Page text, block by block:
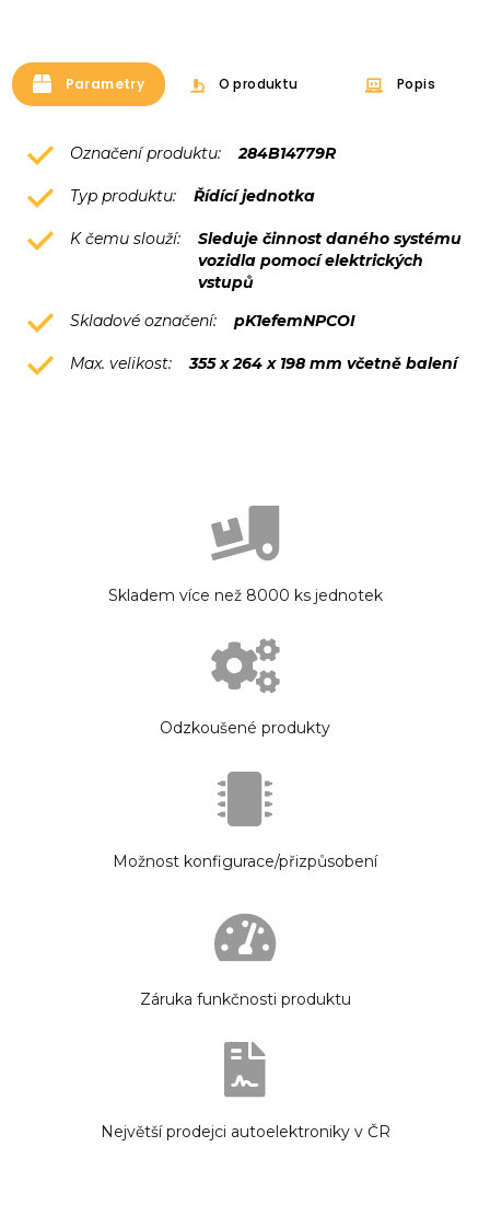
Parametry O produktu Popis
Označení produktu: 284B14779R
Typ produktu: Řídící jednotka
K čemu slouží:
Sleduje činnost daného systému
vozidla pomocí elektrických
vstupů
Skladové označení:
pK1efemNPCOI
Max. velikost: 355 x 264 x 198 mm včetně balení
Skladem více než 8000 ks jednotek
Odzkoušené produkty
Možnost konfigurace/přizpůsobení
Záruka funkčnosti produktu
Největší prodejci autoelektroniky v ČR